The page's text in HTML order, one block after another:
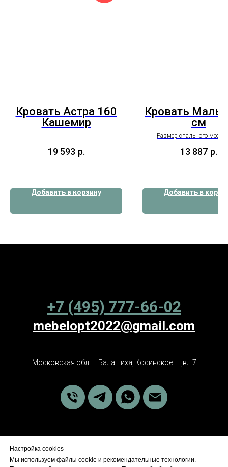
Кровать Астра 160
Кашемир
19 593 р.
Добавить в корзину
Кровать
см
Размер спального места
13 887 р.
Добавить в
+7 (495) 777-66-02
mebelopt2022@gmail.com
Московская обл. г. Балашиха, Косинское ш.,вл.7
Настройка cookies
Мы используем файлы cookie и рекомендательные технологии.